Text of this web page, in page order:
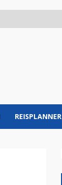
REISPLANNER